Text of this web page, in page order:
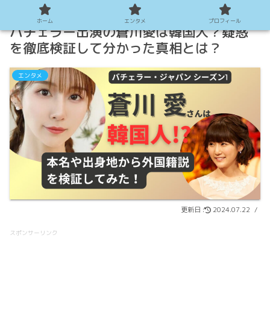
バチェラー出演の蒼川愛は韓国人？疑惑
を徹底検証して分かった真相とは？
エンタメ
2024.07.22
スポンサーリンク
ホーム エンタメ プロフィール